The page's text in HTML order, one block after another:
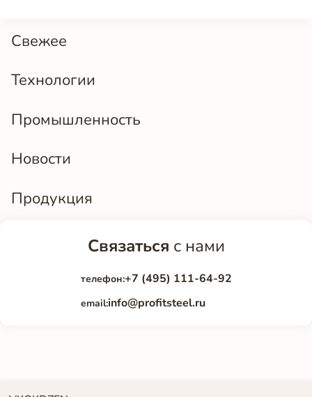
Свежее
Технологии
Промышленность
Новости
Продукция
Связаться с нами
телефон:+7 (495) 111-64-92
email:info@profitsteel.ru